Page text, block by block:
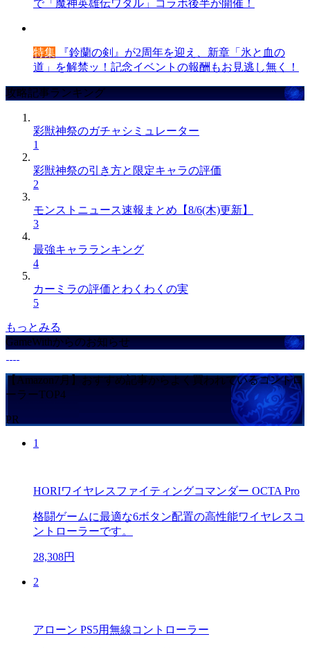
で「魔神英雄伝ワタル」コラボ後半が開催！
特集 『鈴蘭の剣』が2周年を迎え、新章「氷と血の
道」を解禁ッ！記念イベントの報酬もお見逃し無く！
攻略記事ランキング
彩獣神祭のガチャシミュレーター
1
彩獣神祭の引き方と限定キャラの評価
2
モンストニュース速報まとめ【8/6(木)更新】
3
最強キャラランキング
4
カーミラの評価とわくわくの実
5
もっとみる
GameWithからのお知らせ
【Amazon7月】おすすめ記事からよく買われているコントロ
ーラーTOP4
PR
1
HORIワイヤレスファイティングコマンダー OCTA Pro
格闘ゲームに最適な6ボタン配置の高性能ワイヤレスコ
ントローラーです。
28,308円
2
アローン PS5用無線コントローラー